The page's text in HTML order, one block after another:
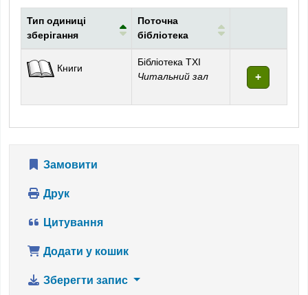
Фонди
Тип одиниці
зберігання
Поточна
бібліотека
Книги Бібліотека ТХІ
Читальний зал
Замовити
Друк
Цитування
Додати у кошик
Зберегти запис